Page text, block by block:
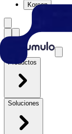
Korean
Productos
Soluciones